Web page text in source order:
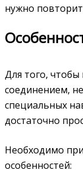
нужно
Для того,
соединением,
специальных
достаточно
Необходимо
особенностей: